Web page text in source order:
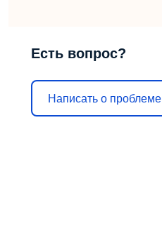
Есть вопрос?
Написать о проблеме